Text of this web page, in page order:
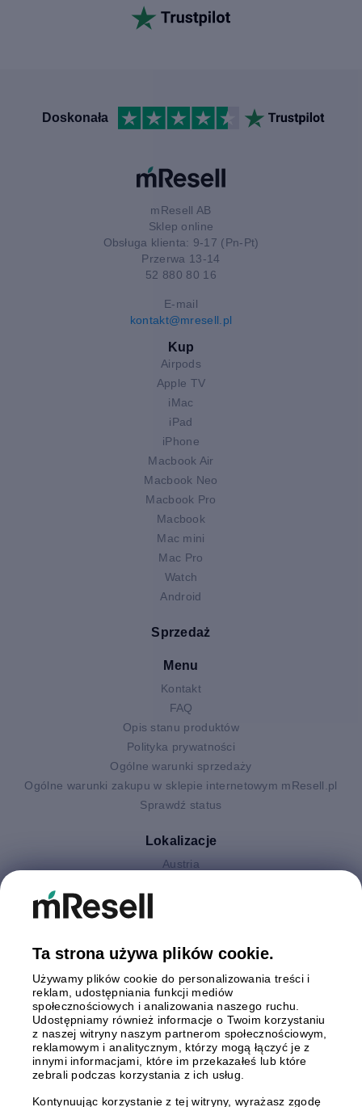
Doskonała
mResell AB
Sklep online
Obsługa klienta: 9-17 (Pn-Pt)
Przerwa 13-14
52 880 80 16
E-mail
kontakt@mresell.pl
Kup
Airpods
Apple TV
iMac
iPad
iPhone
Macbook Air
Macbook Neo
Macbook Pro
Macbook
Mac mini
Mac Pro
Watch
Android
Sprzedaż
Menu
Kontakt
FAQ
Opis stanu produktów
Polityka prywatności
Ogólne warunki sprzedaży
Ogólne warunki zakupu w sklepie internetowym mResell.pl
Sprawdź status
Lokalizacje
Austria
Polska
Szwecja
Wielka Brytania
Włochy
Płatności
Ta strona używa plików cookie.
Używamy plików cookie do personalizowania treści i
reklam, udostępniania funkcji mediów
społecznościowych i analizowania naszego ruchu.
Udostępniamy również informacje o Twoim korzystaniu
z naszej witryny naszym partnerom społecznościowym,
reklamowym i analitycznym, którzy mogą łączyć je z
innymi informacjami, które im przekazałeś lub które
zebrali podczas korzystania z ich usług.
Kontynuując korzystanie z tej witryny, wyrażasz zgodę